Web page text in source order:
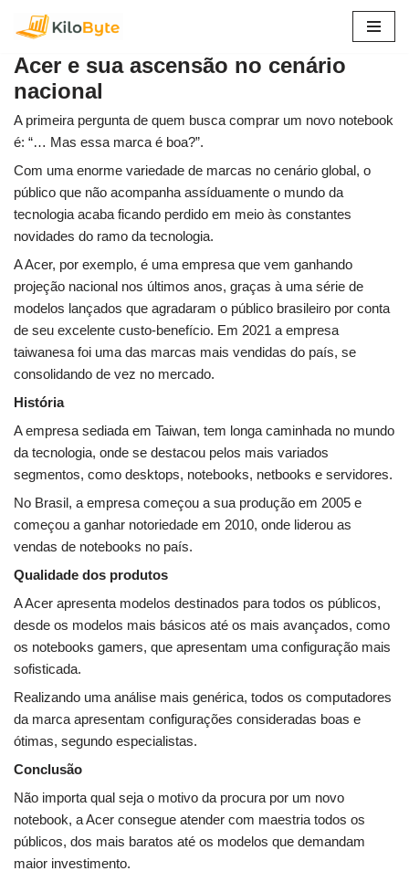
para
o
conteúdo
Acer e sua ascensão no cenário
nacional
A primeira pergunta de quem busca comprar um novo notebook
é: “… Mas essa marca é boa?”.
Com uma enorme variedade de marcas no cenário global, o
público que não acompanha assíduamente o mundo da
tecnologia acaba ficando perdido em meio às constantes
novidades do ramo da tecnologia.
A Acer, por exemplo, é uma empresa que vem ganhando
projeção nacional nos últimos anos, graças à uma série de
modelos lançados que agradaram o público brasileiro por conta
de seu excelente custo-benefício. Em 2021 a empresa
taiwanesa foi uma das marcas mais vendidas do país, se
consolidando de vez no mercado.
História
A empresa sediada em Taiwan, tem longa caminhada no mundo
da tecnologia, onde se destacou pelos mais variados
segmentos, como desktops, notebooks, netbooks e servidores.
No Brasil, a empresa começou a sua produção em 2005 e
começou a ganhar notoriedade em 2010, onde liderou as
vendas de notebooks no país.
Qualidade dos produtos
A Acer apresenta modelos destinados para todos os públicos,
desde os modelos mais básicos até os mais avançados, como
os notebooks gamers, que apresentam uma configuração mais
sofisticada.
Realizando uma análise mais genérica, todos os computadores
da marca apresentam configurações consideradas boas e
ótimas, segundo especialistas.
Conclusão
Não importa qual seja o motivo da procura por um novo
notebook, a Acer consegue atender com maestria todos os
públicos, dos mais baratos até os modelos que demandam
maior investimento.